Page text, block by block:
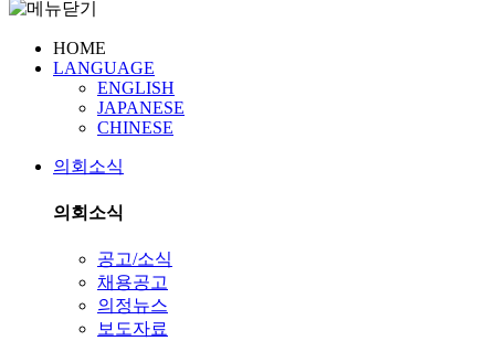
HOME
LANGUAGE
ENGLISH
JAPANESE
CHINESE
의회소식
의회소식
공고/소식
채용공고
의정뉴스
보도자료